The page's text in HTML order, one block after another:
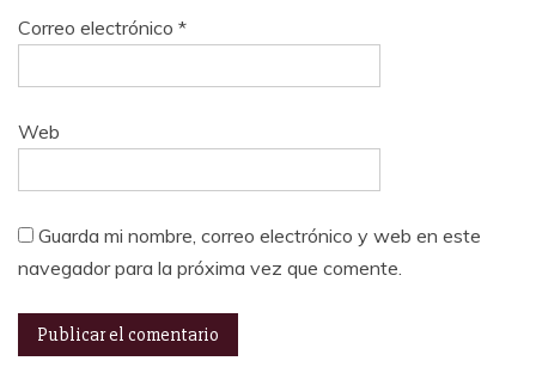
Correo electrónico *
Web
Guarda mi nombre, correo electrónico y web en este
navegador para la próxima vez que comente.